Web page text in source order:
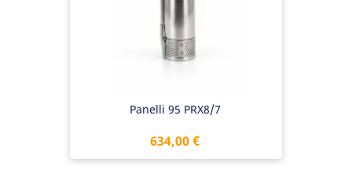
Panelli 95 PRX8/7
Preis
634,00 €